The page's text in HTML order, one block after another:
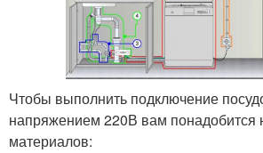
Чтобы выполнить подключение
напряжением 220В вам понадобится
материалов: